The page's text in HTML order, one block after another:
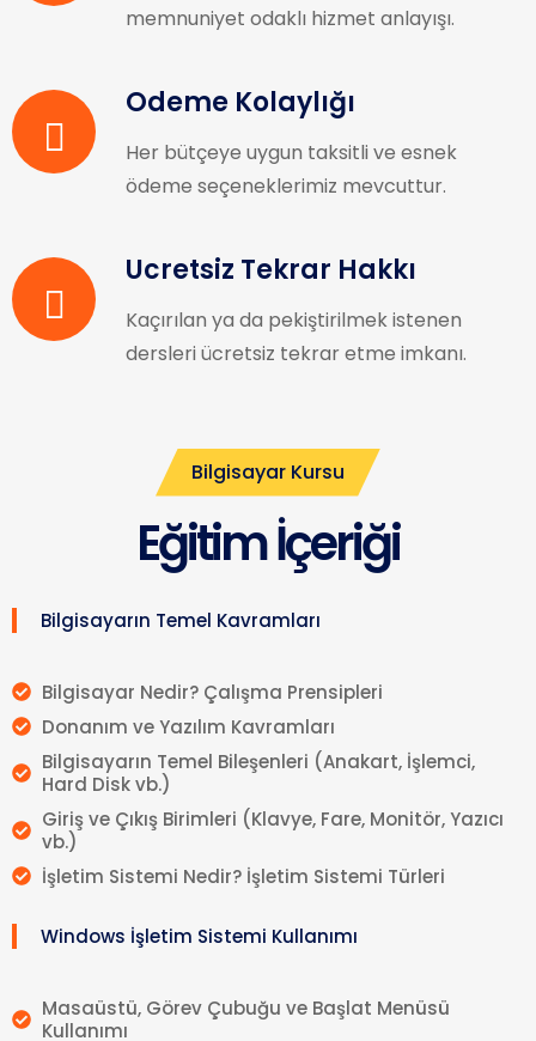
memnuniyet odaklı hizmet anlayışı.
Ödeme Kolaylığı
Her bütçeye uygun taksitli ve esnek
ödeme seçeneklerimiz mevcuttur.
Ücretsiz Tekrar Hakkı
Kaçırılan ya da pekiştirilmek istenen
dersleri ücretsiz tekrar etme imkanı.
Bilgisayar Kursu
Eğitim İçeriği
Bilgisayarın Temel Kavramları
Bilgisayar Nedir? Çalışma Prensipleri
Donanım ve Yazılım Kavramları
Bilgisayarın Temel Bileşenleri (Anakart, İşlemci,
Hard Disk vb.)
Giriş ve Çıkış Birimleri (Klavye, Fare, Monitör, Yazıcı
vb.)
İşletim Sistemi Nedir? İşletim Sistemi Türleri
Windows İşletim Sistemi Kullanımı
Masaüstü, Görev Çubuğu ve Başlat Menüsü
Kullanımı